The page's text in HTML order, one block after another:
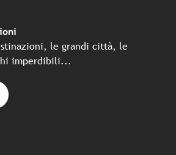
le grandi città, le
imperdibili...